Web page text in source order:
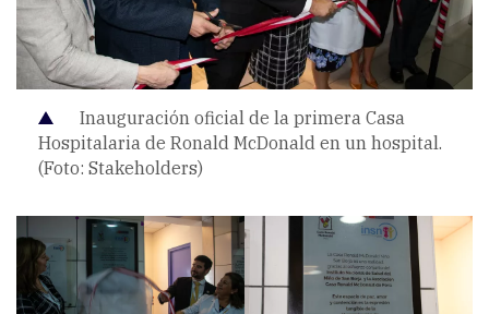
Inauguración oficial de la primera Casa
Hospitalaria de Ronald McDonald en un hospital.
(Foto: Stakeholders)